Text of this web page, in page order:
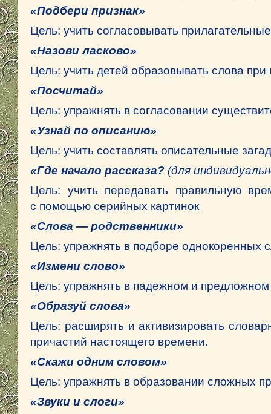
«Подбери признак»
Цель: учить согласовывать
«Назови ласково»
Цель: учить детей образовывать слова
«Посчитай»
Цель: упражнять в согласовании
«Узнай по описанию»
Цель: учить составлять описательные
«Где начало рассказа? (для
Цель: учить передавать правильную
с помощью серийных картинок
«Слова — родственники»
Цель: упражнять в подборе однокоренных
«Измени слово»
Цель: упражнять в падежном и предложном
«Образуй слова»
Цель: расширять и активизировать
причастий настоящего времени.
«Скажи одним словом»
Цель: упражнять в образовании сложных
«Звуки и слоги»